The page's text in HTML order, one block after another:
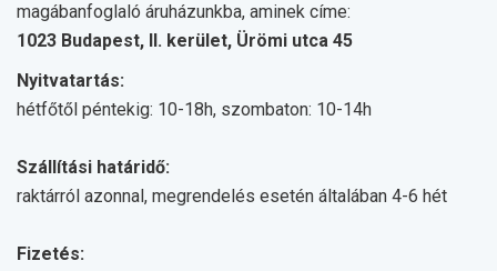
magábanfoglaló áruházunkba, aminek címe:
1023 Budapest, II. kerület, Ürömi utca 45
Nyitvatartás:
hétfőtől péntekig: 10-18h, szombaton: 10-14h
Szállítási határidő:
raktárról azonnal, megrendelés esetén általában 4-6 hét
Fizetés: